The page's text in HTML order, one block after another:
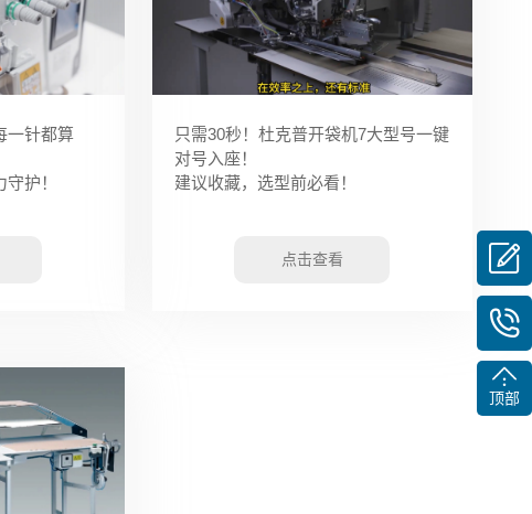
一针都算
护！
只需30秒！杜克普开袋机7大型号一键
对号入座！
建议收藏，选型前必看！
点击查看
顶部